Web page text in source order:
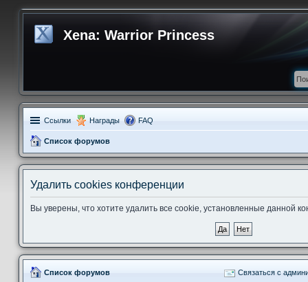
Xena: Warrior Princess
Ссылки Награды FAQ
Список форумов
Удалить cookies конференции
Вы уверены, что хотите удалить все cookie, установленные данной
Список форумов Связаться с